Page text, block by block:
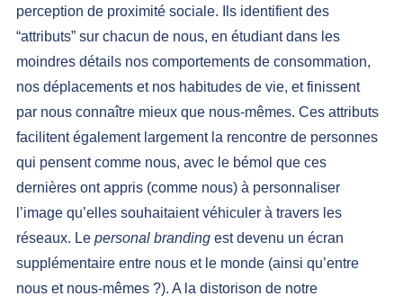
perception de proximité sociale. Ils identifient des
“attributs” sur chacun de nous, en étudiant dans les
moindres détails nos comportements de consommation,
nos déplacements et nos habitudes de vie, et finissent
par nous connaître mieux que nous-mêmes. Ces attributs
facilitent également largement la rencontre de personnes
qui pensent comme nous, avec le bémol que ces
dernières ont appris (comme nous) à personnaliser
l’image qu’elles souhaitaient véhiculer à travers les
réseaux. Le personal branding est devenu un écran
supplémentaire entre nous et le monde (ainsi qu’entre
nous et nous-mêmes ?). A la distorison de notre